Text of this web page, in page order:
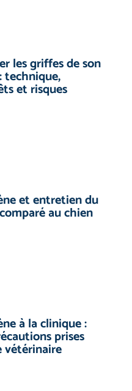
les griffes de son
technique,
et risques
et entretien du
au chien
à la clinique :
prises
vétérinaire